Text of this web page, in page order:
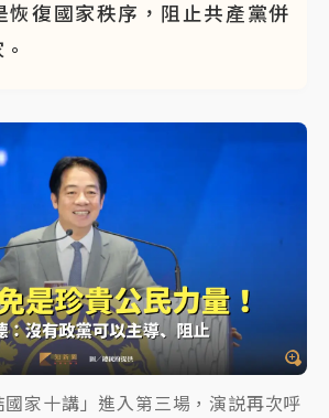
恢復國家秩序，阻止共產黨併
家十講」進入第三場，演説再次呼